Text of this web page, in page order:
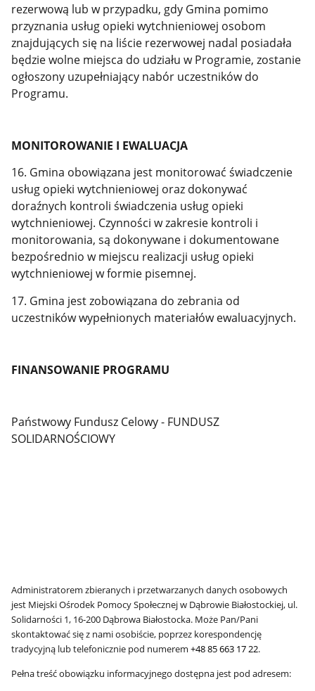
rezerwową lub w przypadku, gdy Gmina pomimo
przyznania usług opieki wytchnieniowej osobom
znajdujących się na liście rezerwowej nadal posiadała
będzie wolne miejsca do udziału w Programie, zostanie
ogłoszony uzupełniający nabór uczestników do
Programu.
MONITOROWANIE I EWALUACJA
16. Gmina obowiązana jest monitorować świadczenie
usług opieki wytchnieniowej oraz dokonywać
doraźnych kontroli świadczenia usług opieki
wytchnieniowej. Czynności w zakresie kontroli i
monitorowania, są dokonywane i dokumentowane
bezpośrednio w miejscu realizacji usług opieki
wytchnieniowej w formie pisemnej.
17. Gmina jest zobowiązana do zebrania od
uczestników wypełnionych materiałów ewaluacyjnych.
FINANSOWANIE PROGRAMU
Państwowy Fundusz Celowy - FUNDUSZ
SOLIDARNOŚCIOWY
Administratorem zbieranych i przetwarzanych danych osobowych
jest Miejski Ośrodek Pomocy Społecznej w Dąbrowie Białostockiej, ul.
Solidarności 1, 16-200 Dąbrowa Białostocka. Może Pan/Pani
skontaktować się z nami osobiście, poprzez korespondencję
tradycyjną lub telefonicznie pod numerem +48 85 663 17 22.
Pełna treść obowiązku informacyjnego dostępna jest pod adresem: